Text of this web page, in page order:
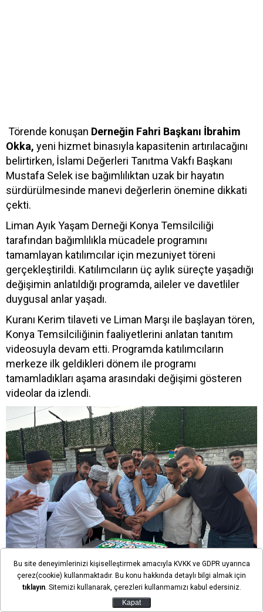
Törende konuşan Derneğin Fahri Başkanı İbrahim
Okka, yeni hizmet binasıyla kapasitenin artırılacağını
belirtirken, İslami Değerleri Tanıtma Vakfı Başkanı
Mustafa Selek ise bağımlılıktan uzak bir hayatın
sürdürülmesinde manevi değerlerin önemine dikkati
çekti.
Liman Ayık Yaşam Derneği Konya Temsilciliği
tarafından bağımlılıkla mücadele programını
tamamlayan katılımcılar için mezuniyet töreni
gerçekleştirildi. Katılımcıların üç aylık süreçte yaşadığı
değişimin anlatıldığı programda, aileler ve davetliler
duygusal anlar yaşadı.
Kuranı Kerim tilaveti ve Liman Marşı ile başlayan tören,
Konya Temsilciliğinin faaliyetlerini anlatan tanıtım
videosuyla devam etti. Programda katılımcıların
merkeze ilk geldikleri dönem ile programı
tamamladıkları aşama arasındaki değişimi gösteren
videolar da izlendi.
Bu site deneyimlerinizi kişiselleştirmek amacıyla KVKK ve GDPR uyarınca
çerez(cookie) kullanmaktadır. Bu konu hakkında detaylı bilgi almak için
tıklayın. Sitemizi kullanarak, çerezleri kullanmamızı kabul edersiniz.
Kapat